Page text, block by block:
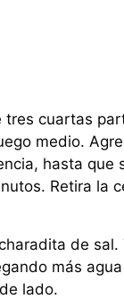
tres cuartas
medio.
hasta que
Retira la
de sal.
más
lado.